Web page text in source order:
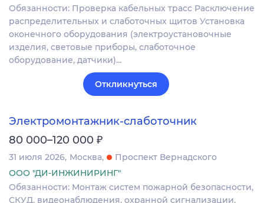
Обязанности: Проверка кабельных трасс Расключение
распределительных и слаботочных щитов Установка
оконечного оборудования (электроустановочные
изделия, световые приборы, слаботочное
оборудование, датчики)…
Откликнуться
Электромонтажник-слаботочник
80 000–120 000 ₽
31 июля 2026 Москва
Проспект Вернадского
ООО "ДИ-ИНЖИНИРИНГ"
Обязанности: Монтаж систем пожарной безопасности,
СКУД, видеонаблюдения, охранной сигнализации,